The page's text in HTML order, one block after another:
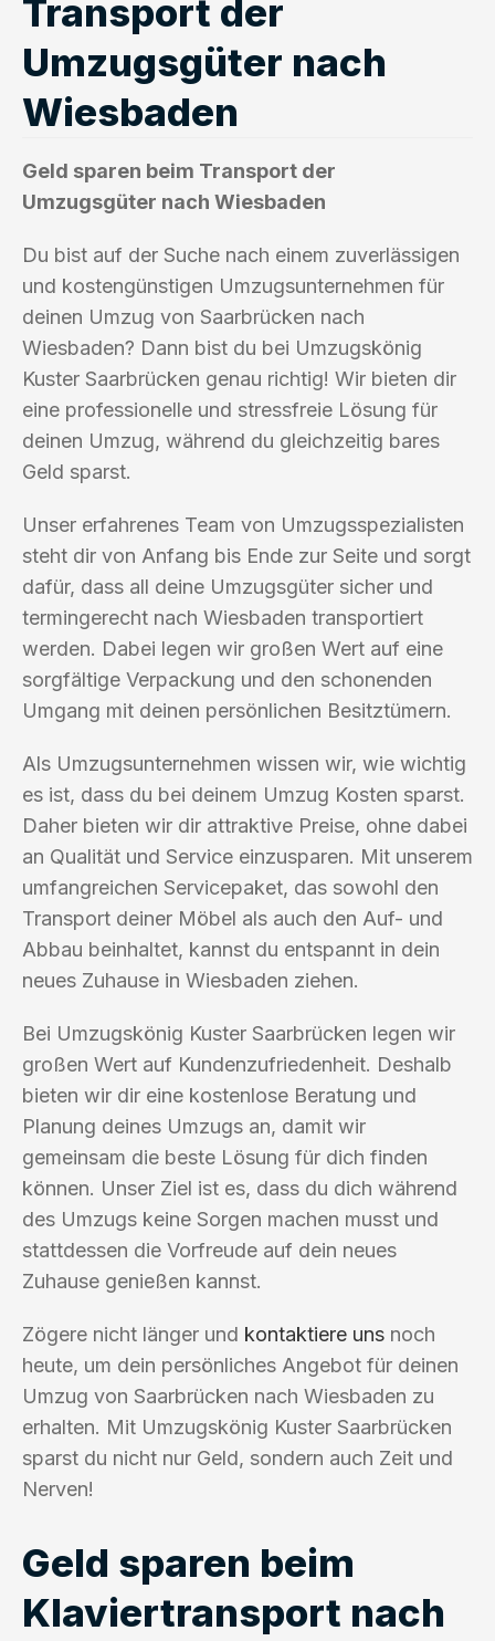
Transport der
Umzugsgüter nach
Wiesbaden
Geld sparen beim Transport der
Umzugsgüter nach Wiesbaden
Du bist auf der Suche nach einem zuverlässigen
und kostengünstigen Umzugsunternehmen für
deinen Umzug von Saarbrücken nach
Wiesbaden? Dann bist du bei Umzugskönig
Kuster Saarbrücken genau richtig! Wir bieten dir
eine professionelle und stressfreie Lösung für
deinen Umzug, während du gleichzeitig bares
Geld sparst.
Unser erfahrenes Team von Umzugsspezialisten
steht dir von Anfang bis Ende zur Seite und sorgt
dafür, dass all deine Umzugsgüter sicher und
termingerecht nach Wiesbaden transportiert
werden. Dabei legen wir großen Wert auf eine
sorgfältige Verpackung und den schonenden
Umgang mit deinen persönlichen Besitztümern.
Als Umzugsunternehmen wissen wir, wie wichtig
es ist, dass du bei deinem Umzug Kosten sparst.
Daher bieten wir dir attraktive Preise, ohne dabei
an Qualität und Service einzusparen. Mit unserem
umfangreichen Servicepaket, das sowohl den
Transport deiner Möbel als auch den Auf- und
Abbau beinhaltet, kannst du entspannt in dein
neues Zuhause in Wiesbaden ziehen.
Bei Umzugskönig Kuster Saarbrücken legen wir
großen Wert auf Kundenzufriedenheit. Deshalb
bieten wir dir eine kostenlose Beratung und
Planung deines Umzugs an, damit wir
gemeinsam die beste Lösung für dich finden
können. Unser Ziel ist es, dass du dich während
des Umzugs keine Sorgen machen musst und
stattdessen die Vorfreude auf dein neues
Zuhause genießen kannst.
Zögere nicht länger und kontaktiere uns noch
heute, um dein persönliches Angebot für deinen
Umzug von Saarbrücken nach Wiesbaden zu
erhalten. Mit Umzugskönig Kuster Saarbrücken
sparst du nicht nur Geld, sondern auch Zeit und
Nerven!
Geld sparen beim
Klaviertransport nach